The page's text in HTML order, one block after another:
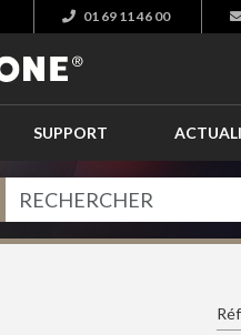
01 69 11 46 00
SUPPORT